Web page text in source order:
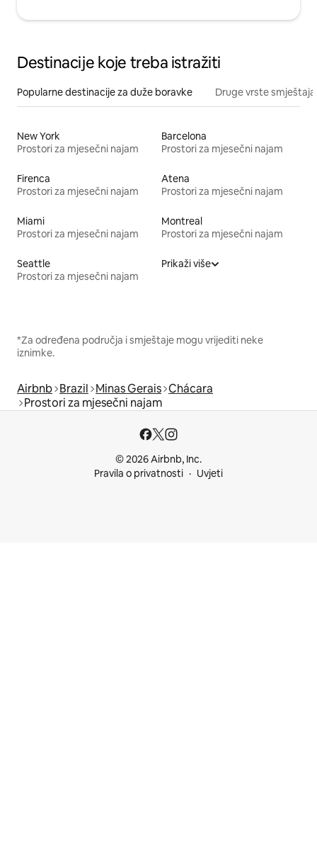
Destinacije koje treba istražiti
Popularne destinacije za duže boravke Druge vrste smještaja
New York
Prostori za mjesečni najam
Barcelona
Prostori za mjesečni najam
Firenca
Prostori za mjesečni najam
Atena
Prostori za mjesečni najam
Miami
Prostori za mjesečni najam
Montreal
Prostori za mjesečni najam
Seattle
Prostori za mjesečni najam
Prikaži više
*Za određena područja i smještaje mogu vrijediti neke
iznimke.
Airbnb Brazil Minas Gerais Chácara
Prostori za mjesečni najam
© 2026 Airbnb, Inc.
Pravila o privatnosti
Uvjeti